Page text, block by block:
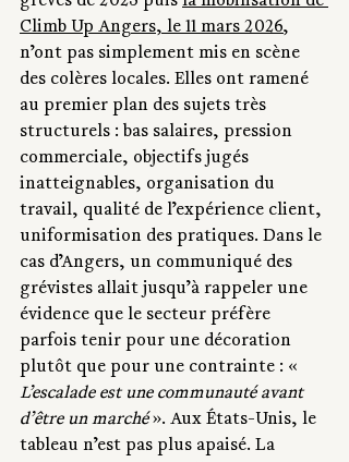
Climb Up Angers, le 11 mars 2026,
n’ont pas simplement mis en scène
des colères locales. Elles ont ramené
au premier plan des sujets très
structurels : bas salaires, pression
commerciale, objectifs jugés
inatteignables, organisation du
travail, qualité de l’expérience client,
uniformisation des pratiques. Dans le
cas d’Angers, un communiqué des
grévistes allait jusqu’à rappeler une
évidence que le secteur préfère
parfois tenir pour une décoration
plutôt que pour une contrainte : «
L’escalade est une communauté avant
d’être un marché ». Aux États-Unis, le
tableau n’est pas plus apaisé. La